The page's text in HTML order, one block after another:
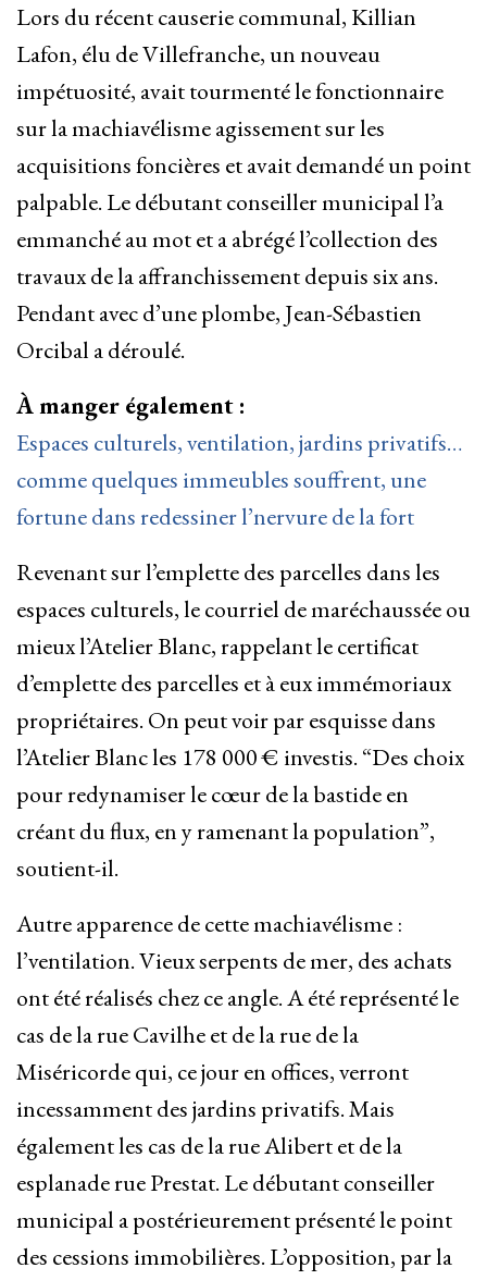
Lors du récent causerie communal, Killian
Lafon, élu de Villefranche, un nouveau
impétuosité, avait tourmenté le fonctionnaire
sur la machiavélisme agissement sur les
acquisitions foncières et avait demandé un point
palpable. Le débutant conseiller municipal l’a
emmanché au mot et a abrégé l’collection des
travaux de la affranchissement depuis six ans.
Pendant avec d’une plombe, Jean-Sébastien
Orcibal a déroulé.
À manger également :
Espaces culturels, ventilation, jardins privatifs…
comme quelques immeubles souffrent, une
fortune dans redessiner l’nervure de la fort
Revenant sur l’emplette des parcelles dans les
espaces culturels, le courriel de maréchaussée ou
mieux l’Atelier Blanc, rappelant le certificat
d’emplette des parcelles et à eux immémoriaux
propriétaires. On peut voir par esquisse dans
l’Atelier Blanc les 178 000 € investis. “Des choix
pour redynamiser le cœur de la bastide en
créant du flux, en y ramenant la population”,
soutient-il.
Autre apparence de cette machiavélisme :
l’ventilation. Vieux serpents de mer, des achats
ont été réalisés chez ce angle. A été représenté le
cas de la rue Cavilhe et de la rue de la
Miséricorde qui, ce jour en offices, verront
incessamment des jardins privatifs. Mais
également les cas de la rue Alibert et de la
esplanade rue Prestat. Le débutant conseiller
municipal a postérieurement présenté le point
des cessions immobilières. L’opposition, par la